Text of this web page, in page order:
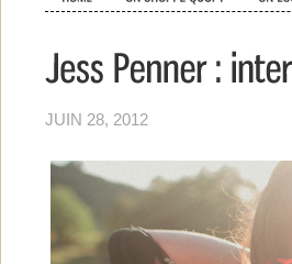
JUIN 28, 2012